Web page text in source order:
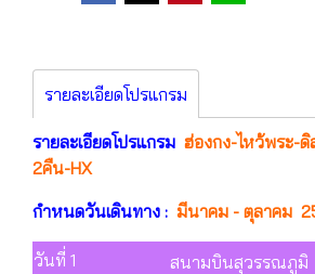
รายละเอียดโปรแกรม
รายละเอียดโปรแกรม ฮ่องกง-ไหว้พระ-
2คืน-HX
กำหนดวันเดินทาง : มีนาคม - ตุลาคม
วันที่ 1
สนามบินสุวรรณภู